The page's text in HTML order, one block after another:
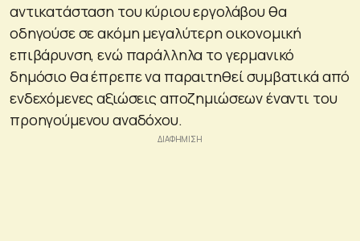
αντικατάσταση του κύριου εργολάβου θα
οδηγούσε σε ακόμη μεγαλύτερη οικονομική
επιβάρυνση, ενώ παράλληλα το γερμανικό
δημόσιο θα έπρεπε να παραιτηθεί συμβατικά από
ενδεχόμενες αξιώσεις αποζημιώσεων έναντι του
προηγούμενου αναδόχου.